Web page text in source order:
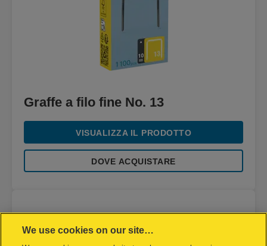
Graffe a filo fine No. 13
VISUALIZZA IL PRODOTTO
DOVE ACQUISTARE
We use cookies on our site…